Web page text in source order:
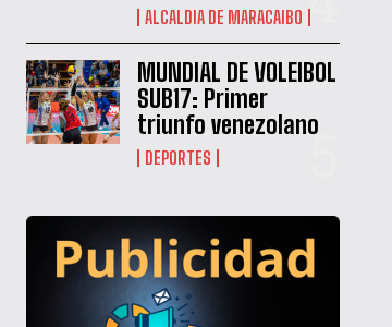
ALCALDIA DE MARACAIBO
MUNDIAL DE VOLEIBOL
SUB17: Primer
triunfo venezolano
DEPORTES